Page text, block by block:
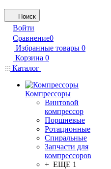
Поиск
Войти
Сравнение0
Избранные товары 0
Корзина 0
Каталог
Компрессоры
Винтовой
компрессор
Поршневые
Ротационные
Спиральные
Запчасти для
компрессоров
+ ЕЩЕ 1